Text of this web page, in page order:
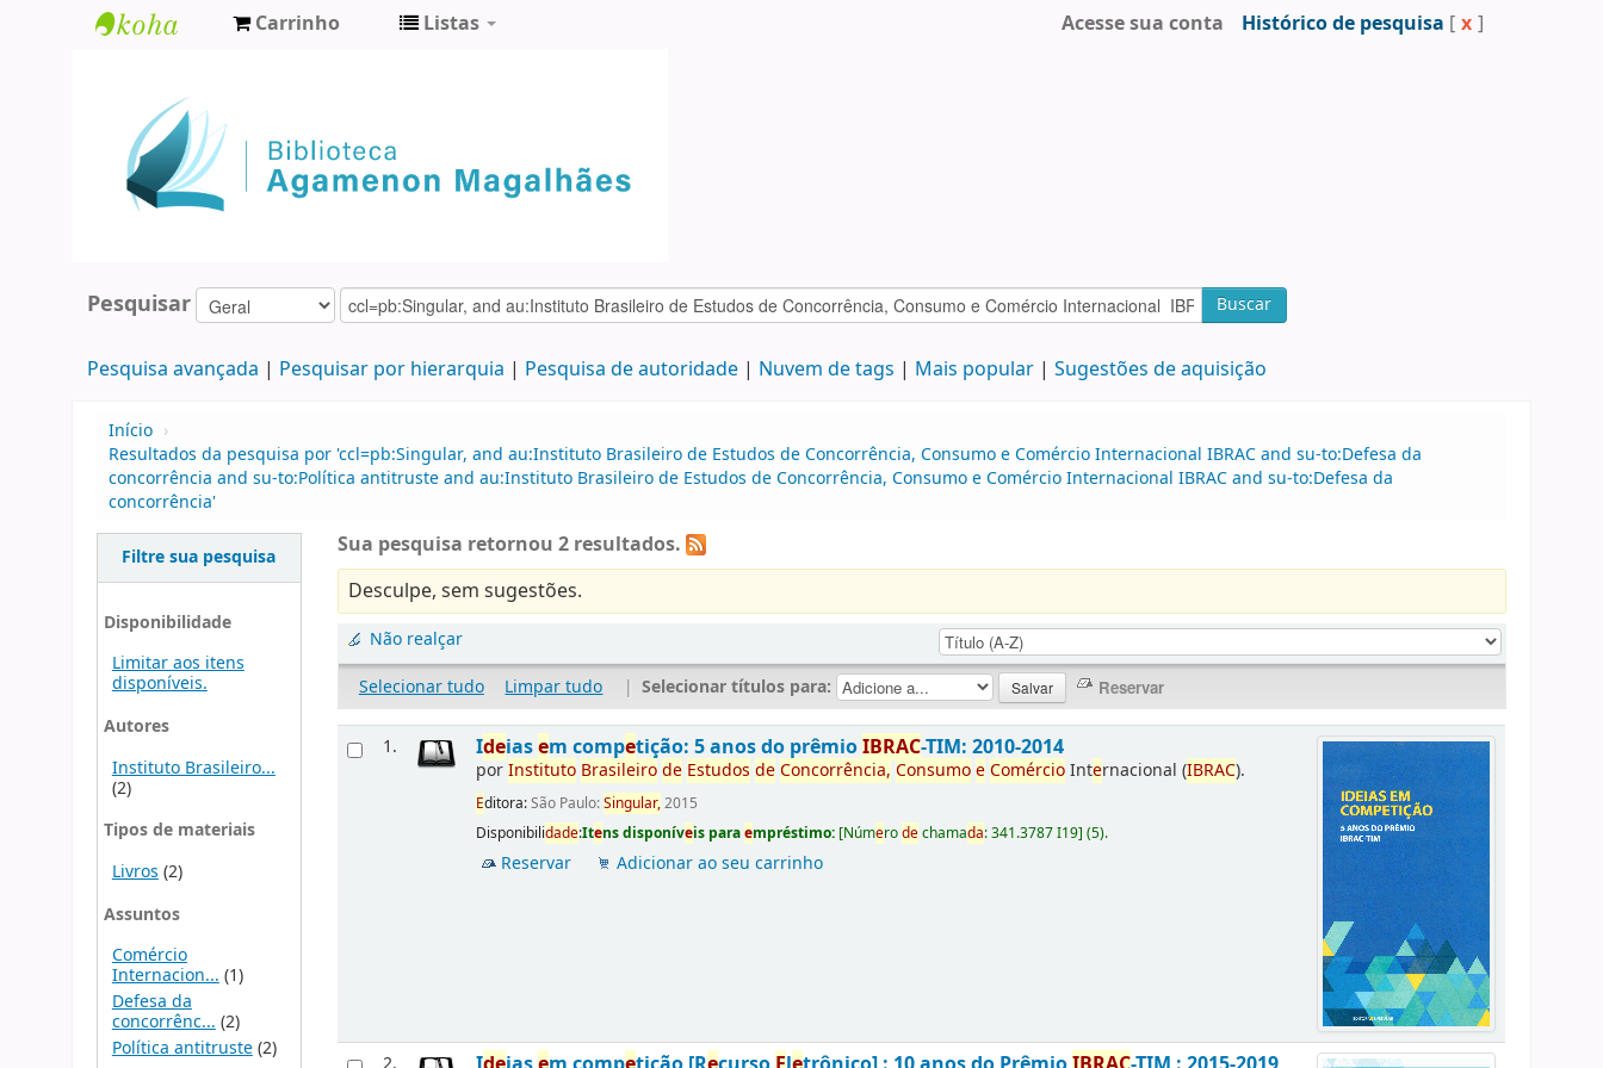
Agamenon
Magalhães
Carrinho Listas Acesse sua conta Histórico de pesquisa [ x ]
Pesquisar Buscar
Pesquisa avançada Pesquisar por hierarquia Pesquisa de autoridade Nuvem de tags Mais popular Sugestões de aquisição
Início ›
Resultados da pesquisa por 'ccl=pb:Singular, and au:Instituto Brasileiro de Estudos de Concorrência, Consumo e Comércio Internacional IBRAC and su-to:Defesa da
concorrência and su-to:Política antitruste and au:Instituto Brasileiro de Estudos de Concorrência, Consumo e Comércio Internacional IBRAC and su-to:Defesa da
concorrência'
Filtre sua pesquisa
Disponibilidade
Limitar aos itens
disponíveis.
Autores
Instituto Brasileiro...
(2)
Tipos de materiais
Livros (2)
Assuntos
Comércio
Internacion...(1)
Defesa da
concorrênc... (2)
Política antitruste(2)
Sua pesquisa retornou 2 resultados.
Desculpe, sem sugestões.
Não realçar
Selecionar tudo
Limpar tudo | Selecionar títulos para:
1. Ideiasem competição: 5 anos do prêmioIBRAC-TIM: 2010-2014
porInstituto Brasileirode Estudos deConcorrência, ConsumoeComércioInternacional (IBRAC).
Editora:São Paulo:Singular,2015
Disponibilidade:Itens disponíveis paraempréstimo: [Númerodechamada:341.3787 I19](5).
Reservar Adicionar ao seu carrinho